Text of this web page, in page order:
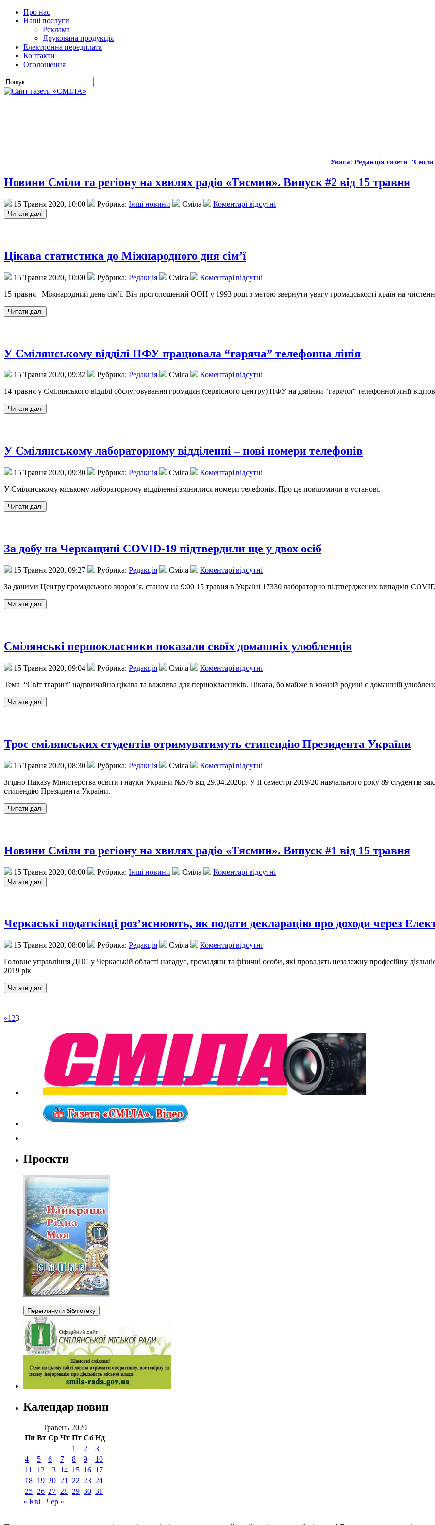
Про нас
Наші послуги
Реклама
Друкована продукція
Електронна передплата
Контакти
Оголошення
Увага! Редакція газети
Новини Сміли та регіону на хвилях радіо «Тясмин». Випуск #2 від 15 травня
15 Травня 2020, 10:00 Рубрика: Інші новини Сміла Коментарі відсутні
Цікава статистика до Міжнародного дня сім’ї
15 Травня 2020, 10:00 Рубрика: Редакція Сміла
Коментарі відсутні
15 травня– Міжнародний день сім’ї. Він проголошений ООН у 1993 році з метою звернути увагу громадськості країн на
У Смілянському відділі ПФУ працювала “гаряча” телефонна лінія
15 Травня 2020, 09:32 Рубрика: Редакція Сміла
Коментарі відсутні
14 травня у Смілянського відділі обслуговування громадян (сервісного центру) ПФУ на дзвінки “гарячої” телефонної лінії
У Смілянському лабораторному відділенні – нові номери телефонів
15 Травня 2020, 09:30 Рубрика: Редакція Сміла
Коментарі відсутні
У Смілянському міському лабораторному відділенні змінилися номери телефонів. Про це повідомили в установі.
За добу на Черкащині COVID-19 підтвердили ще у двох осіб
15 Травня 2020, 09:27 Рубрика: Редакція Сміла
Коментарі відсутні
За даними Центру громадського здоров’я, станом на 9:00 15 травня в Україні 17330 лабораторно підтверджених випадків
Смілянські першокласники показали своїх домашніх улюбленців
15 Травня 2020, 09:04 Рубрика: Редакція Сміла
Коментарі відсутні
Тема “Світ тварин” надзвичайно цікава та важлива для першокласників. Цікава, бо майже в кожній родині є домашній
Троє смілянських студентів отримуватимуть стипендію Президента України
15 Травня 2020, 08:30 Рубрика: Редакція Сміла
Коментарі відсутні
Згідно Наказу Міністерства освіти і науки України №576 від 29.04.2020р. У ІІ семестрі 2019/20 навчального року 89 студентів
стипендію Президента України.
Новини Сміли та регіону на хвилях радіо «Тясмин». Випуск #1 від 15 травня
15 Травня 2020, 08:00 Рубрика: Інші новини Сміла Коментарі відсутні
Черкаські податківці роз’яснюють, як подати декларацію про доходи через
15 Травня 2020, 08:00 Рубрика: Редакція Сміла
Коментарі відсутні
Головне управління ДПС у Черкаській області нагадує, громадяни та фізичні особи, які провадять незалежну професійну
2019 рік
«1 23
Проєкти
Календар новин
Травень 2020
Пн Вт Ср Чт Пт Сб Нд
1
2
3
4
5 6 7 8 9
10
11
12 13 14 15 16 17
18 19 20 21 22 23 24
25 26 27 28 29 30 31
« Кві
Чер »